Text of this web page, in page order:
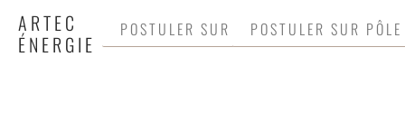
ARTEC
ÉNERGIE
POSTULER SUR INDEEDPOSTULER SUR